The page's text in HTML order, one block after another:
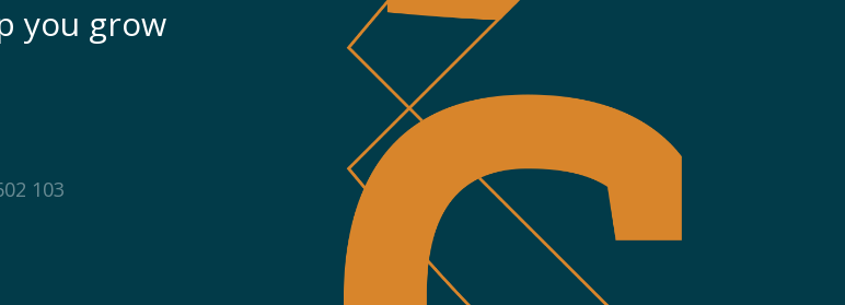
you grow
103